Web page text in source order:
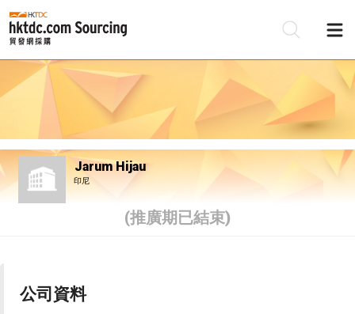
Jarum Hijau
印尼
(推廣期已結束)
公司資料